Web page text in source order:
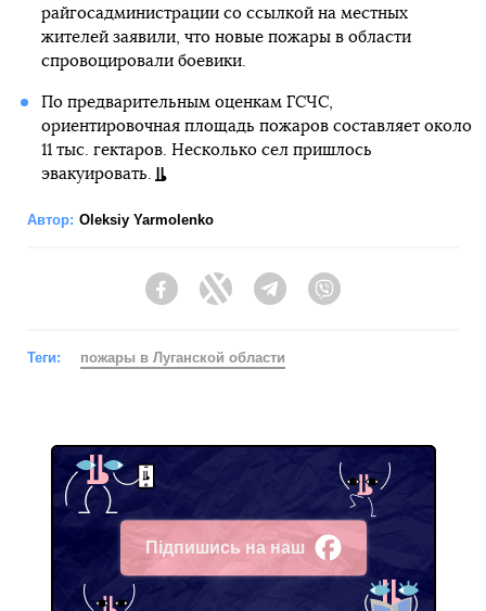
райгосадминистрации со ссылкой на местных
жителей заявили, что новые пожары в области
спровоцировали боевики.
По предварительным оценкам ГСЧС,
ориентировочная площадь пожаров составляет около
11 тыс. гектаров. Несколько сел пришлось
эвакуировать.
Автор: Oleksiy Yarmolenko
FacebookTwitter Telegram
Теги: пожары в Луганской области
Підпишись на наш
Facebook